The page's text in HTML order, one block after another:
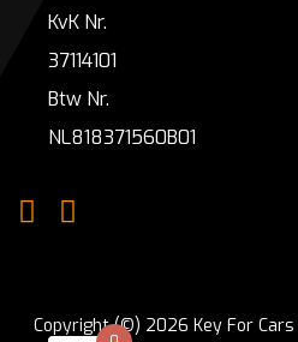
KvK Nr.
37114101
Btw Nr.
NL818371560B01
Copyright (©) 2026 Key For Cars |